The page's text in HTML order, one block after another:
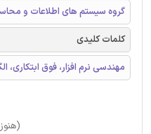
گروه سیستم های اطلاعات و
کلمات کلیدی
مهندسی نرم افزار، فوق ابتکاری،